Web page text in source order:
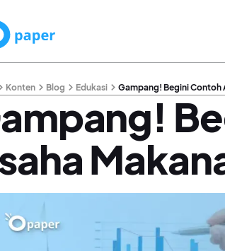
Konten Blog Edukasi Gampang! Begini Contoh